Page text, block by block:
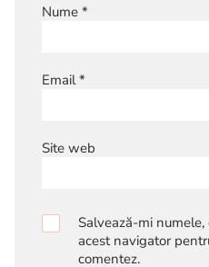
Nume *
Email*
Site web
Salvează-mi
acest navigator
comentez.